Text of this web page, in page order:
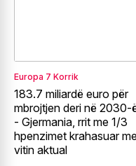
Europa 7 Korrik
183.7 miliardë euro për
mbrojtjen deri në 2030-
- Gjermania, rrit me 1/3
hpenzimet krahasuar
vitin aktual